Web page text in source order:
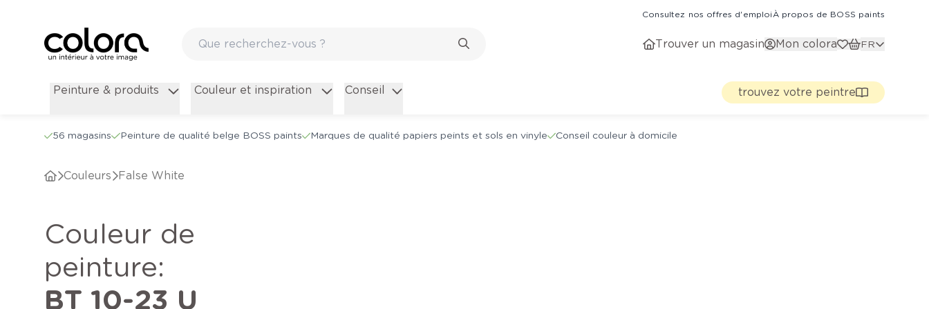
Consultez nos offres d'emploiÀ propos de BOSS paints
Trouver un magasin Mon colora FR
Peinture & produits Couleur et inspiration Conseil trouvez votre peintre
56 magasins Peinture de qualité belge BOSS paints Marques de qualité papiers peints et sols en vinyle Conseil couleur à domicile
Couleurs False White
Couleur de
peinture:
BT 10-23 U